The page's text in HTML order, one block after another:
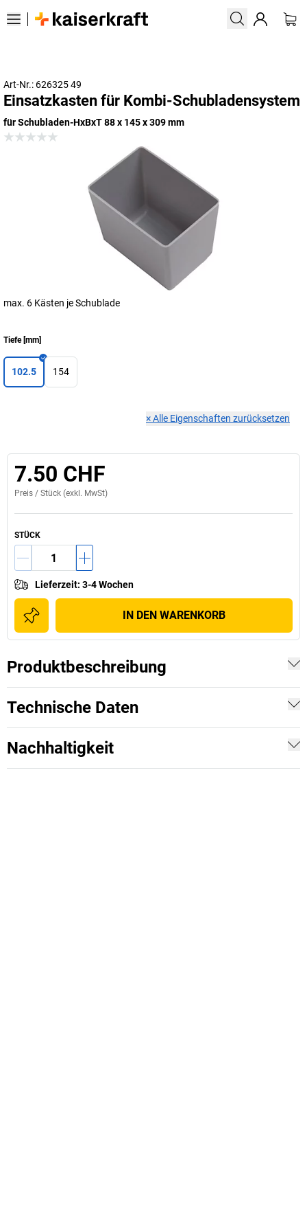
Art-Nr.: 626325 49
Einsatzkasten für Kombi-Schubladensystem
für Schubladen-HxBxT 88 x 145 x 309 mm
max. 6 Kästen je Schublade
Tiefe[mm]
102.5 154
×Alle Eigenschaften zurücksetzen
7.50 CHF
Preis / Stück (exkl. MwSt)
STÜCK
Lieferzeit: 3-4 Wochen
IN DEN WARENKORB
Produktbeschreibung
Technische Daten
Nachhaltigkeit